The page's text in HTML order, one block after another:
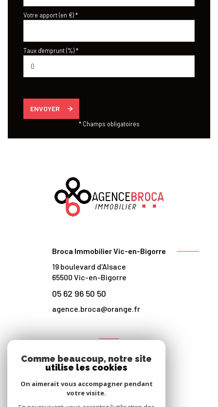
Votre apport (en €) *
Taux d'emprunt (%) *
ENVOYER
* Champs obligatoires
Broca Immobilier Vic-en-Bigorre
19 boulevard d'Alsace
65500 Vic-en-Bigorre
05 62 96 50 50
agence.broca@orange.fr
Nous suivre
Comme beaucoup, notre site
utilise les cookies
On aimerait vous accompagner pendant
votre visite.